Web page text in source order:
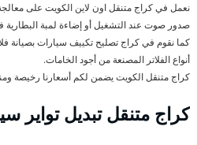
نعمل في كراج متنقل اون لاين الكويت على
صدور صوت عند التشغيل أو إضاءة لمبة البطارية
كما نقوم في كراج تصليح تكييف سيارات بصيانة
أنواع الفلاتر المصنعة من أجود الخامات.
كراج متنقل الكويت يضمن لكم أسعارنا رخيصة
كراج متنقل تبديل تواير